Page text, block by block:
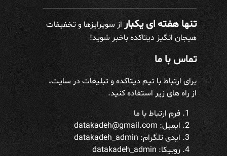
تنها هفته ای یکباراز سوپرایزها و تخفیفات
هیجان انگیز دیتاکده باخبر شوید!
تماس با ما
برای ارتباط با تیم دیتاکده و تبلیغات در سایت،
از راه های زیر استفاده کنید.
فرم ارتباط با ما
ایمیل: datakadeh@gmail.com
ایدی تلگرام:datakadeh_admin
روبیکا: datakadeh_admin